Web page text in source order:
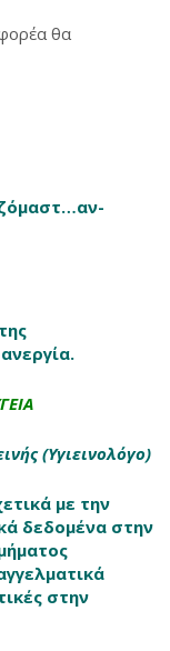
θα
(Υγιεινολόγο)
με την
δεδομένα στην
στην